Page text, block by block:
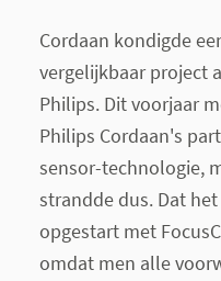
Cordaan kondigde
vergelijkbaar project
Philips. Dit voorjaar
Philips Cordaan's
sensor-technologie,
strandde dus. Dat
opgestart met
omdat men alle